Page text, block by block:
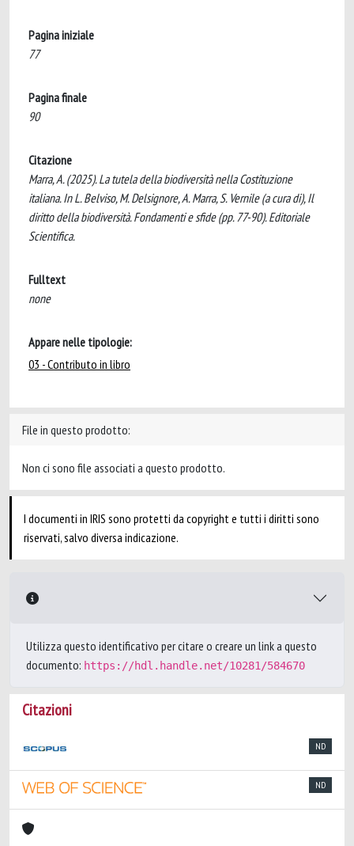
Pagina iniziale
77
Pagina finale
90
Citazione
Marra, A. (2025). La tutela della biodiversità nella Costituzione
italiana. In L. Belviso, M. Delsignore, A. Marra, S. Vernile (a cura di), Il
diritto della biodiversità. Fondamenti e sfide (pp. 77-90). Editoriale
Scientifica.
Fulltext
none
Appare nelle tipologie:
03 - Contributo in libro
File in questo prodotto:
Non ci sono file associati a questo prodotto.
I documenti in IRIS sono protetti da copyright e tutti i diritti sono
riservati, salvo diversa indicazione.
Utilizza questo identificativo per citare o creare un link a questo
documento: https://hdl.handle.net/10281/584670
Citazioni
ND
ND